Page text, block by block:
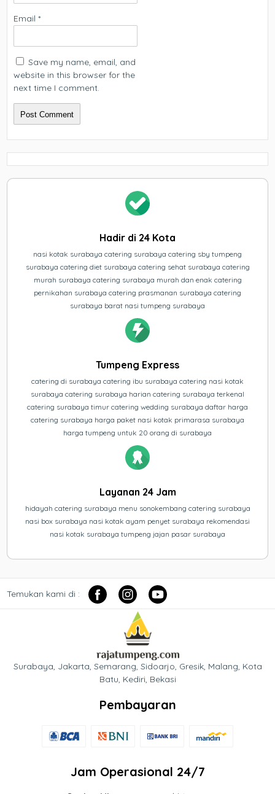
Email*
Save my name, email, and
website in this browser for the
next time I comment.
Hadir di 24 Kota
nasi kotak surabaya catering surabaya catering sby tumpeng
surabaya catering diet surabaya catering sehat surabaya catering
murah surabaya catering surabaya murah dan enak catering
pernikahan surabaya catering prasmanan surabaya catering
surabaya barat nasi tumpeng surabaya
Tumpeng Express
catering di surabaya catering ibu surabaya catering nasi kotak
surabaya catering surabaya harian catering surabaya terkenal
catering surabaya timur catering wedding surabaya daftar harga
catering surabaya harga paket nasi kotak primarasa surabaya
harga tumpeng untuk 20 orang di surabaya
Layanan 24 Jam
hidayah catering surabaya menu sonokembang catering surabaya
nasi box surabaya nasi kotak ayam penyet surabaya rekomendasi
nasi kotak surabaya tumpeng jajan pasar surabaya
Temukan kami di :
Surabaya, Jakarta, Semarang, Sidoarjo, Gresik, Malang, Kota
Batu, Kediri, Bekasi
Pembayaran
Jam Operasional 24/7